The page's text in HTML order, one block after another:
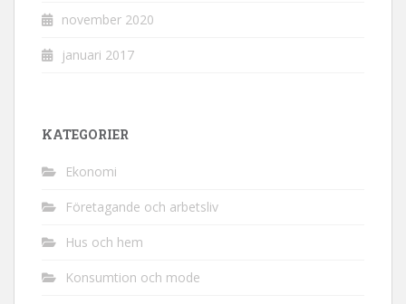
november 2020
januari 2017
KATEGORIER
Ekonomi
Företagande och arbetsliv
Hus och hem
Konsumtion och mode